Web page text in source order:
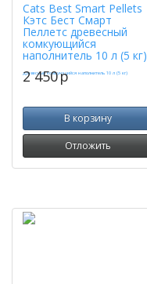
Cats Best Smart Pellets
Кэтс Бест Смарт
Пеллетс древесный
комкующийся
наполнитель 10 л (5 кг)
2 450p
В корзину
Отложить